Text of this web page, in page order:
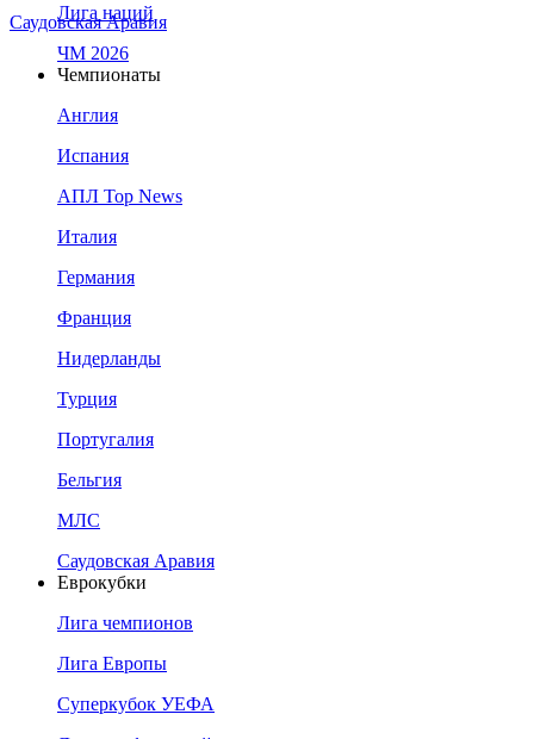
Саудовская Аравия
Лига наций
ЧМ 2026
Чемпионаты
Англия
Испания
АПЛ Top News
Италия
Германия
Франция
Нидерланды
Турция
Португалия
Бельгия
МЛС
Саудовская Аравия
Еврокубки
Лига чемпионов
Лига Европы
Суперкубок УЕФА